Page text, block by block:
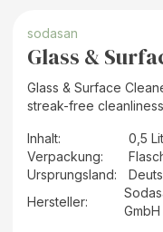
sodasan
Glass &
Glass & Surface
streak-free
Inhalt:
0,5
Verpackung:
Ursprungsland:
Hersteller:
GmbH